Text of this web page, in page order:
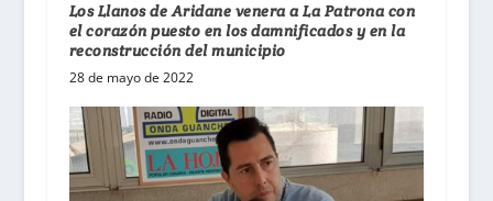
Los Llanos de Aridane venera a La Patrona con
el corazón puesto en los damnificados y en la
reconstrucción del municipio
28 de mayo de 2022